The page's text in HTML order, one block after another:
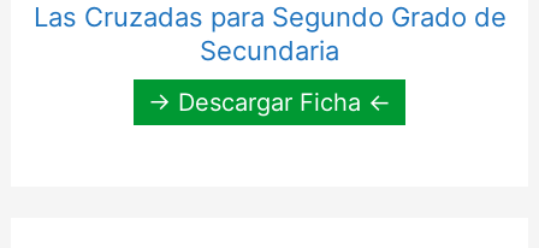
Las Cruzadas para Segundo Grado de
Secundaria
→ Descargar Ficha ←